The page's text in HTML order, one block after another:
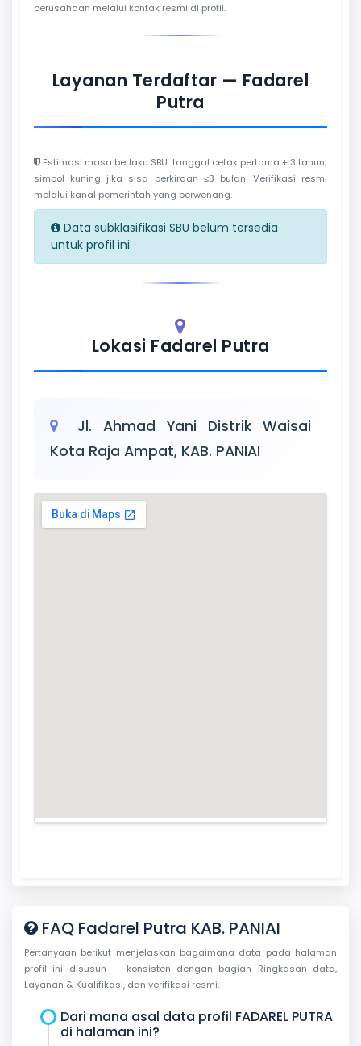
perusahaan melalui kontak resmi di profil.
Layanan Terdaftar — Fadarel
Putra
Estimasi masa berlaku SBU: tanggal cetak pertama + 3 tahun;
simbol kuning jika sisa perkiraan ≤3 bulan. Verifikasi resmi
melalui kanal pemerintah yang berwenang.
Data subklasifikasi SBU belum tersedia
untuk profil ini.
Lokasi Fadarel Putra
Jl. Ahmad Yani Distrik Waisai
Kota Raja Ampat, KAB. PANIAI
FAQ Fadarel Putra KAB. PANIAI
Pertanyaan berikut menjelaskan bagaimana data pada halaman
profil ini disusun — konsisten dengan bagian Ringkasan data,
Layanan & Kualifikasi, dan verifikasi resmi.
Dari mana asal data profil FADAREL PUTRA
di halaman ini?